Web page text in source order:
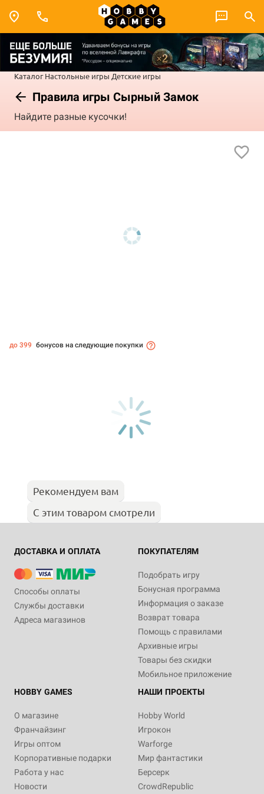
Каталог Настольные игры Детские игры
Правила игры Сырный Замок
Найдите разные кусочки!
до 399 бонусов на следующие покупки
Рекомендуем вам
С этим товаром смотрели
ДОСТАВКА И ОПЛАТА
Способы оплаты
Службы доставки
Адреса магазинов
ПОКУПАТЕЛЯМ
Подобрать игру
Бонусная программа
Информация о заказе
Возврат товара
Помощь с правилами
Архивные игры
Товары без скидки
Мобильное приложение
HOBBY GAMES
О магазине
Франчайзинг
Игры оптом
Корпоративные подарки
Работа у нас
Новости
НАШИ ПРОЕКТЫ
Hobby World
Игрокон
Warforge
Мир фантастики
Берсерк
CrowdRepublic